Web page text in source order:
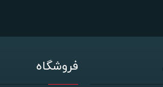
فروشگاه